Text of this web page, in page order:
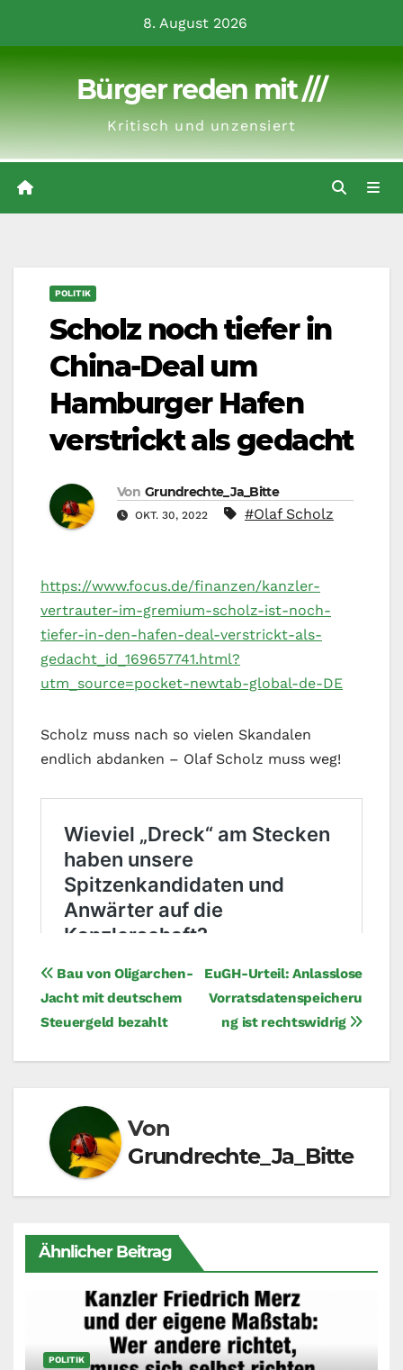
8. August 2026
Bürger reden mit ///
Kritisch und unzensiert
POLITIK
Scholz noch tiefer in
China-Deal um
Hamburger Hafen
verstrickt als gedacht
Von Grundrechte_Ja_Bitte
OKT. 30, 2022 #Olaf Scholz
https://www.focus.de/finanzen/kanzler-
vertrauter-im-gremium-scholz-ist-noch-
tiefer-in-den-hafen-deal-verstrickt-als-
gedacht_id_169657741.html?
utm_source=pocket-newtab-global-de-DE
Scholz muss nach so vielen Skandalen
endlich abdanken – Olaf Scholz muss weg!
Beitragsnavigation
EuGH-Urteil: Anlasslose
Vorratsdatenspeicheru
ng ist rechtswidrig
Bau von Oligarchen-
Jacht mit deutschem
Steuergeld bezahlt
Von
Grundrechte_Ja_Bitte
Ähnlicher Beitrag
POLITIK